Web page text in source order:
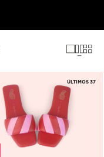
ÚLTIMOS 37